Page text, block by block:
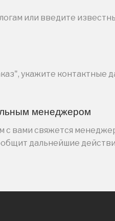
или введите
укажите контактные
менеджером
вами свяжется
дальнейшие